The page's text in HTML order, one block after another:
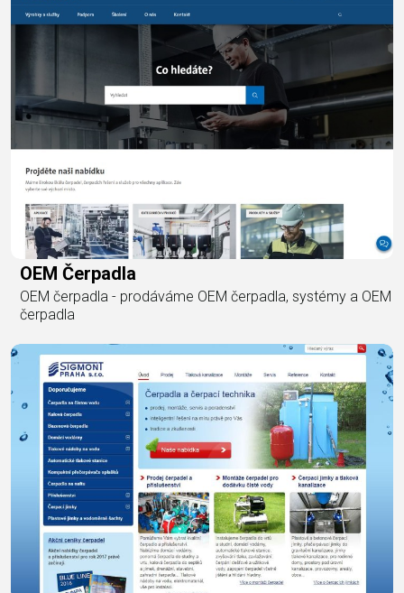
OEM Čerpadla
OEM čerpadla - prodáváme OEM čerpadla, systémy a OEM
čerpadla